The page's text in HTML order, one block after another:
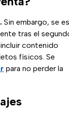
Sin embargo, se
tras el
contenido
físicos. Se
para no perder la